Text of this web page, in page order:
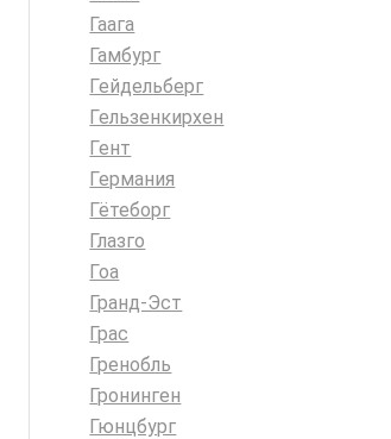
Гаага
Гамбург
Гейдельберг
Гельзенкирхен
Гент
Германия
Гётеборг
Глазго
Гоа
Гранд-Эст
Грас
Гренобль
Гронинген
Гюнцбург